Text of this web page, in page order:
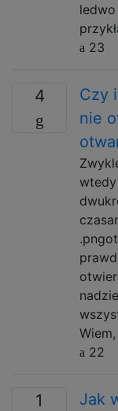
ledwo
23
4
Czy
nie
22
1
Jak